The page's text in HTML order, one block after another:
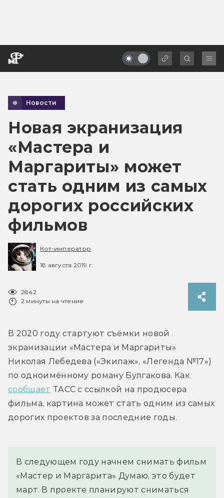
Новости
Новая экранизация
«Мастера и
Маргариты» может
стать одним из самых
дорогих российских
фильмов
Кот-император
18 августа 2019 г.
2842
2 минуты на чтение
В 2020 году стартуют съёмки новой
экранизации «Мастера и Маргариты»
Николая Лебедева («Экипаж», «Легенда №17»)
сообщает ТАСС с ссылкой на продюсера
фильма, картина может стать одним из самых
дорогих проектов за последние годы.
В следующем году начнем снимать фильм
«Мастер и Маргарита» Думаю, это будет
март. В проекте планируют сниматься